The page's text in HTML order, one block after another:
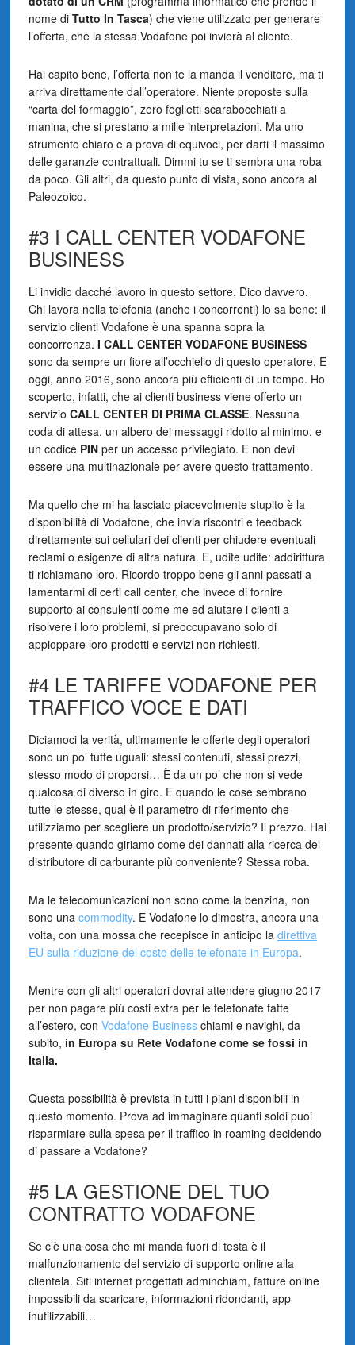
nome di Tutto In Tasca) che viene utilizzato per generare
l’offerta, che la stessa Vodafone poi invierà al cliente.
Hai capito bene, l’offerta non te la manda il venditore, ma ti
arriva direttamente dall’operatore. Niente proposte sulla
“carta del formaggio”, zero foglietti scarabocchiati a
manina, che si prestano a mille interpretazioni. Ma uno
strumento chiaro e a prova di equivoci, per darti il massimo
delle garanzie contrattuali. Dimmi tu se ti sembra una roba
da poco. Gli altri, da questo punto di vista, sono ancora al
Paleozoico.
#3 I CALL CENTER VODAFONE
BUSINESS
Li invidio dacché lavoro in questo settore. Dico davvero.
Chi lavora nella telefonia (anche i concorrenti) lo sa bene: il
servizio clienti Vodafone è una spanna sopra la
concorrenza. I CALL CENTER VODAFONE BUSINESS
sono da sempre un fiore all’occhiello di questo operatore. E
oggi, anno 2016, sono ancora più efficienti di un tempo. Ho
scoperto, infatti, che ai clienti business viene offerto un
servizio CALL CENTER DI PRIMA CLASSE. Nessuna
coda di attesa, un albero dei messaggi ridotto al minimo, e
un codice PINper un accesso privilegiato. E non devi
essere una multinazionale per avere questo trattamento.
Ma quello che mi ha lasciato piacevolmente stupito è la
disponibilità di Vodafone, che invia riscontri e feedback
direttamente sui cellulari dei clienti per chiudere eventuali
reclami o esigenze di altra natura. E, udite udite: addirittura
ti richiamano loro. Ricordo troppo bene gli anni passati a
lamentarmi di certi call center, che invece di fornire
supporto ai consulenti come me ed aiutare i clienti a
risolvere i loro problemi, si preoccupavano solo di
appioppare loro prodotti e servizi non richiesti.
#4 LE TARIFFE VODAFONE PER
TRAFFICO VOCE E DATI
Diciamoci la verità, ultimamente le offerte degli operatori
sono un po’ tutte uguali: stessi contenuti, stessi prezzi,
stesso modo di proporsi… È da un po’ che non si vede
qualcosa di diverso in giro. E quando le cose sembrano
tutte le stesse, qual è il parametro di riferimento che
utilizziamo per scegliere un prodotto/servizio? Il prezzo. Hai
presente quando giriamo come dei dannati alla ricerca del
distributore di carburante più conveniente? Stessa roba.
Ma le telecomunicazioni non sono come la benzina, non
sono una commodity. E Vodafone lo dimostra, ancora una
volta, con una mossa che recepisce in anticipo la direttiva
EU sulla riduzione del costo delle telefonate in Europa.
Mentre con gli altri operatori dovrai attendere giugno 2017
per non pagare più costi extra per le telefonate fatte
all’estero, con Vodafone Businesschiami e navighi, da
subito, in Europa su Rete Vodafone come se fossi in
Italia.
Questa possibilità è prevista in tutti i piani disponibili in
questo momento. Prova ad immaginare quanti soldi puoi
risparmiare sulla spesa per il traffico in roaming decidendo
di passare a Vodafone?
#5 LA GESTIONE DEL TUO
CONTRATTO VODAFONE
Se c’è una cosa che mi manda fuori di testa è il
malfunzionamento del servizio di supporto online alla
clientela. Siti internet progettati adminchiam, fatture online
impossibili da scaricare, informazioni ridondanti, app
inutilizzabili…